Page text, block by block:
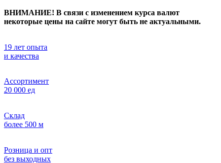
ВНИМАНИЕ! В связи с изменением курса валют
некоторые цены на сайте могут быть не актуальными.
19 лет опыта
и качества
Ассортимент
20 000 ед
Склад
более 500 м
Розница и опт
без выходных